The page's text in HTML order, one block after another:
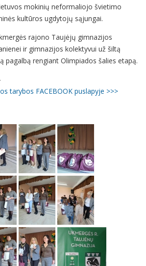
mokinių neformaliojo švietimo
kultūros ugdytojų sąjungai.
rajono Taujėjų gimnazijos
ir gimnazijos kolektyvui už šiltą
pagalbą rengiant Olimpiados šalies etapą.
tarybos FACEBOOK puslapyje >>>